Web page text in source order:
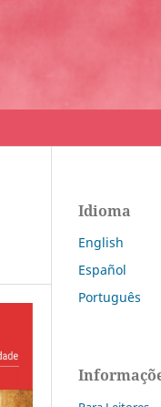
Idioma
English
Español
Português